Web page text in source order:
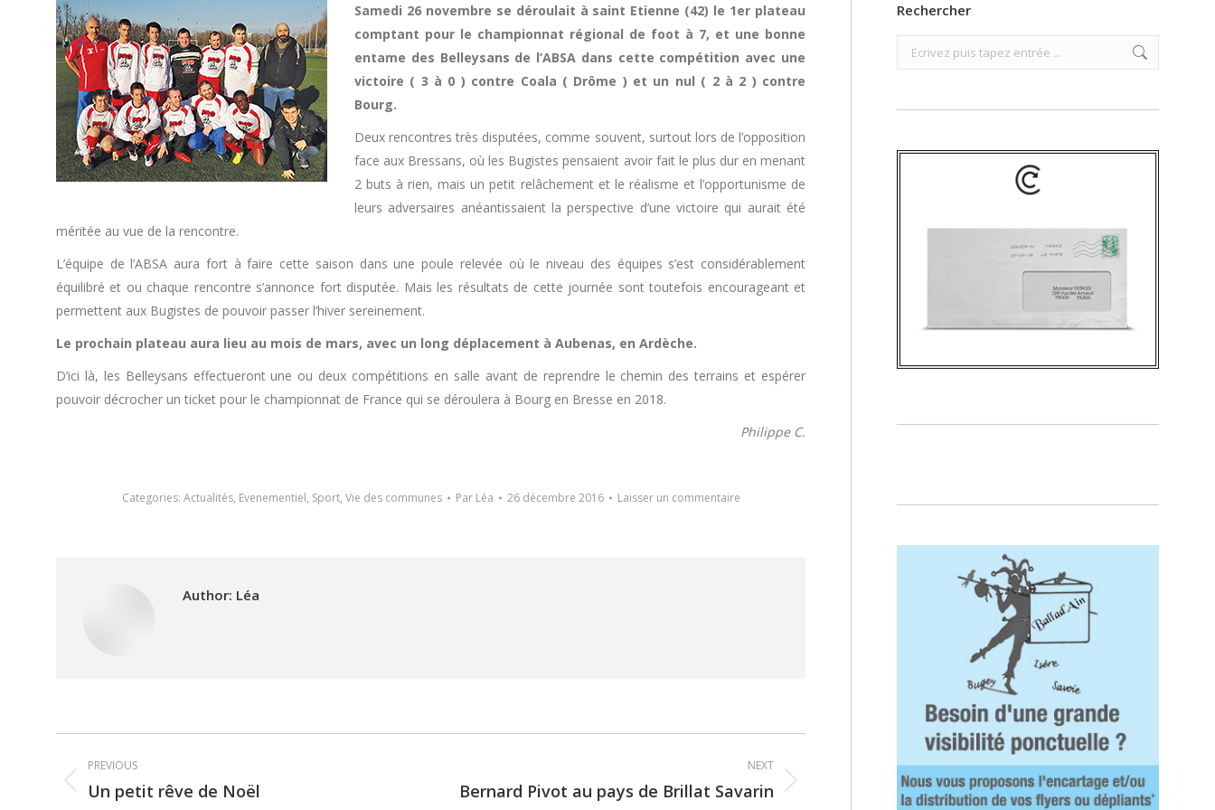
Samedi 26 novembre se déroulait à saint Etienne (42) le 1er plateau
comptant pour le championnat régional de foot à 7, et une bonne
entame des Belleysans de l’ABSA dans cette compétition avec une
victoire ( 3 à 0 ) contre Coala ( Drôme ) et un nul ( 2 à 2 ) contre
Bourg.
Deux rencontres très disputées, comme souvent, surtout lors de l’opposition
face aux Bressans, où les Bugistes pensaient avoir fait le plus dur en menant
2 buts à rien, mais un petit relâchement et le réalisme et l’opportunisme de
leurs adversaires anéantissaient la perspective d’une victoire qui aurait été
méritée au vue de la rencontre.
L’équipe de l’ABSA aura fort à faire cette saison dans une poule relevée où le niveau des équipes s’est considérablement
équilibré et ou chaque rencontre s’annonce fort disputée. Mais les résultats de cette journée sont toutefois encourageant et
permettent aux Bugistes de pouvoir passer l’hiver sereinement.
Le prochain plateau aura lieu au mois de mars, avec un long déplacement à Aubenas, en Ardèche.
D’ici là, les Belleysans effectueront une ou deux compétitions en salle avant de reprendre le chemin des terrains et espérer
pouvoir décrocher un ticket pour le championnat de France qui se déroulera à Bourg en Bresse en 2018.
Philippe C.
Categories: Actualités, Evenementiel, Sport, Vie des communes Par Léa 26 décembre 2016 Laisser un commentaire
Author: Léa
Post
navigation
PREVIOUS
Previous
Un petit rêve de Noël
NEXT
Next
Bernard Pivot au pays de Brillat Savarin
Rechercher
Search: